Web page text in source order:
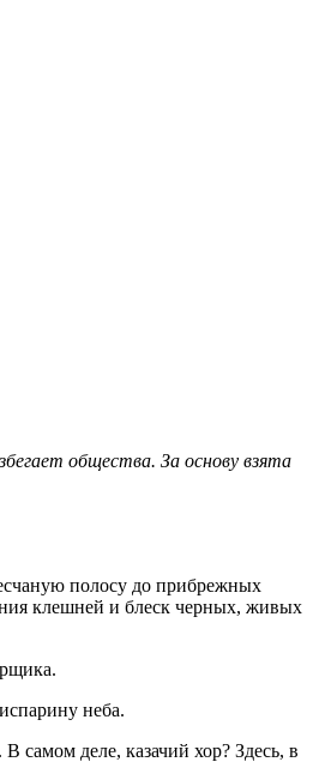
общества. За основу взята
полосу до прибрежных
клешней и блеск черных, живых
неба.
самом деле, казачий хор? Здесь, в